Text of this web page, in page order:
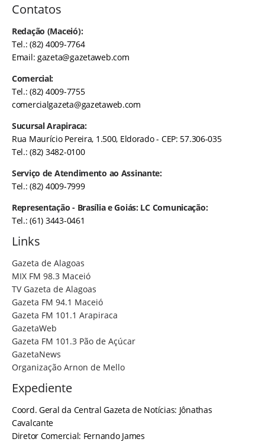
Contatos
Redação (Maceió):
Tel.: (82) 4009-7764
Email:gazeta@gazetaweb.com
Comercial:
Tel.: (82) 4009-7755
comercialgazeta@gazetaweb.com
Sucursal Arapiraca:
Rua Maurício Pereira, 1.500, Eldorado - CEP: 57.306-035
Tel.: (82) 3482-0100
Serviço de Atendimento ao Assinante:
Tel.: (82) 4009-7999
Representação - Brasília e Goiás: LC Comunicação:
Tel.: (61) 3443-0461
Links
Gazeta de Alagoas
MIX FM 98.3 Maceió
TV Gazeta de Alagoas
Gazeta FM 94.1 Maceió
Gazeta FM 101.1 Arapiraca
GazetaWeb
Gazeta FM 101.3 Pão de Açúcar
GazetaNews
Organização Arnon de Mello
Expediente
Coord. Geral da Central Gazeta de Notícias: Jônathas
Cavalcante
Diretor Comercial: Fernando James